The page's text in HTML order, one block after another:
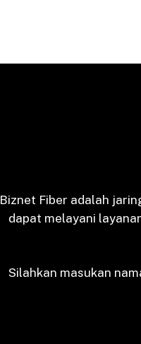
Biznet Fiber adalah
dapat melayani
Silahkan masukan